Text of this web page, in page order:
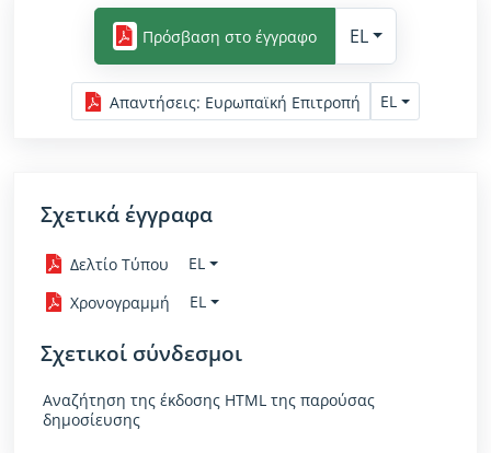
Πρόσβαση στο έγγραφο EL
Απαντήσεις: Ευρωπαϊκή Επιτροπή EL
Σχετικά έγγραφα
Δελτίο Τύπου
EL
Χρονογραμμή
EL
Σχετικοί σύνδεσμοι
Αναζήτηση της έκδοσης HTML της παρούσας
δημοσίευσης